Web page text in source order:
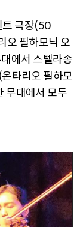
트 극장(50
오 필하모닉 오
에서 스텔라송
타리오 필하모
무대에서 모두